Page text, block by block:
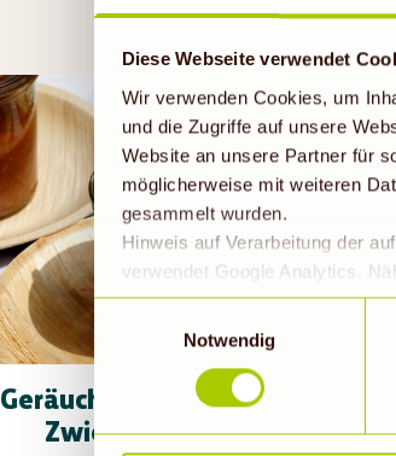
Diese Webseite verwendet
Wir verwenden Cookies, um
und die Zugriffe auf unsere
Website an unsere Partner für
möglicherweise mit weiteren
gesammelt wurden.
Hinweis auf Verarbeitung der
verwendet Google Analytics.
geklickt bzw. statistische
die Daten in den USA
EU-Standards
durch US-Behörden, zu
Einwilligungsauswahl
Notwendig
Geräucherte Gazpacho mit
Zwiebelmarmelade